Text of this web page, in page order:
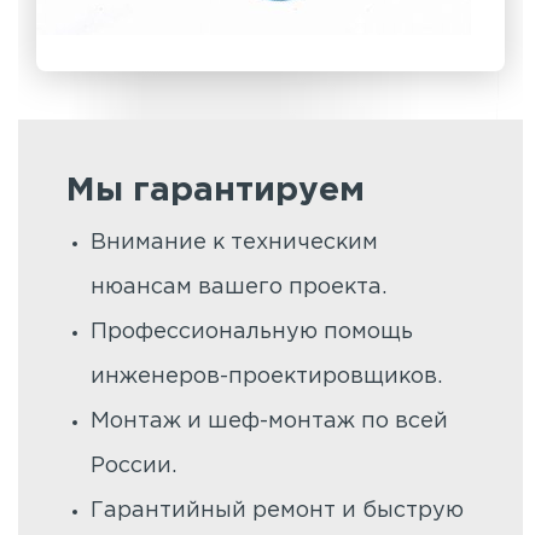
Мы гарантируем
Внимание к техническим
нюансам вашего проекта.
Профессиональную помощь
инженеров-проектировщиков.
Монтаж и шеф-монтаж по всей
России.
Гарантийный ремонт и быструю